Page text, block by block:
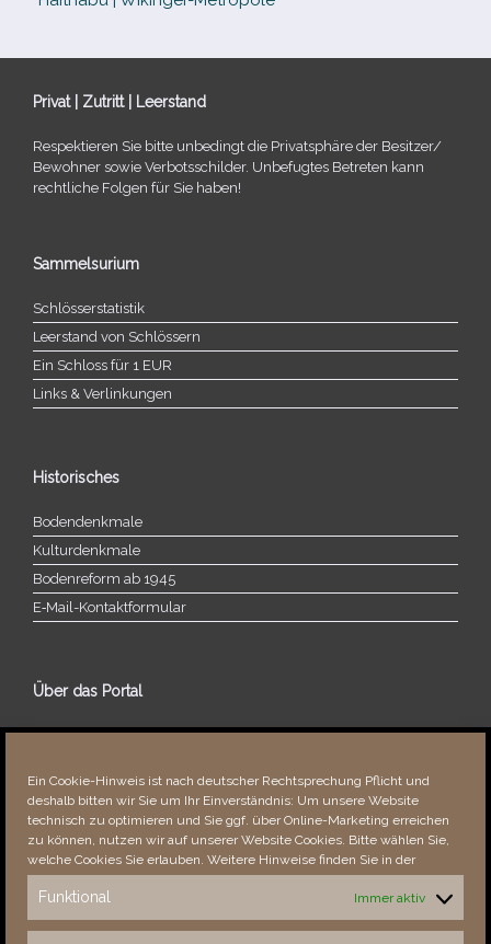
Ein Cookie-Hinweis ist nach deutscher Rechtsprechung Pflicht und
deshalb bitten wir Sie um Ihr Einverständnis: Um unsere Website
technisch zu optimieren und Sie ggf. über Online-Marketing erreichen
zu können, nutzen wir auf unserer Website Cookies. Bitte wählen Sie,
welche Cookies Sie erlauben. Weitere Hinweise finden Sie in der
Funktional Immer aktiv
Privat | Zutritt | Leerstand
Respektieren Sie bitte unbe­dingt die Privatsphäre der Besitzer/​
Bewohner sowie Verbotsschilder. Unbefugtes Betreten kann
recht­li­che Folgen für Sie haben!
Sammelsurium
Schlösserstatistik
Leerstand von Schlössern
Ein Schloss für 1 EUR
Links & Verlinkungen
Historisches
Bodendenkmale
Kulturdenkmale
Bodenreform ab 1945
E‑Mail-​​Kontaktformular
Über das Portal
Über dieses Portal
Fehler bemerkt?
Besucher seit 08/​2021